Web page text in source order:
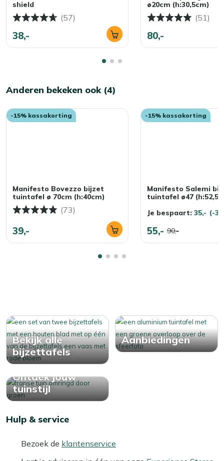
shield
(57)
38,-
ø20cm (h:30,5cm)
(51)
80,-
Anderen bekeken ook (4)
-15% kassakorting
Manifesto Bovezzo bijzet
tuintafel ø 70cm (h:40cm)
(73)
39,-
-15% kassakorting
Manifesto Salemi
tuintafel ø47
Je bespaart: 35,- (-
55,- 90,-
Bekijk alle
bijzettafels
Aanbiedingen
Ontdek jouw
tuinstijl
Hulp & service
Bezoek de klantenservice